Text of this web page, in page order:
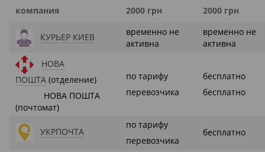
компания
2000 грн
2000 грн
КУРЬЕР КИЕВ
временно не
активна
временно не
активна
НОВА
ПОШТА (отделение)
НОВА ПОШТА
(почтомат)
по тарифу
перевозчика
бесплатно
бесплатно
УКРПОЧТА
по тарифу
перевозчика
бесплатно